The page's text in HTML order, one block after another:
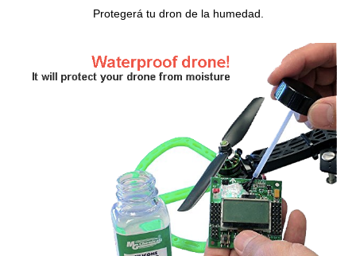
Protegerá tu dron de la humedad.